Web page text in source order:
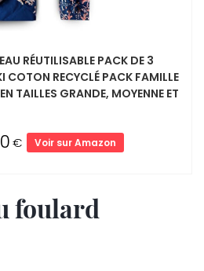
RÉUTILISABLE PACK DE 3
COTON RECYCLÉ PACK FAMILLE
TAILLES GRANDE, MOYENNE ET
€ Voir sur Amazon
foulard